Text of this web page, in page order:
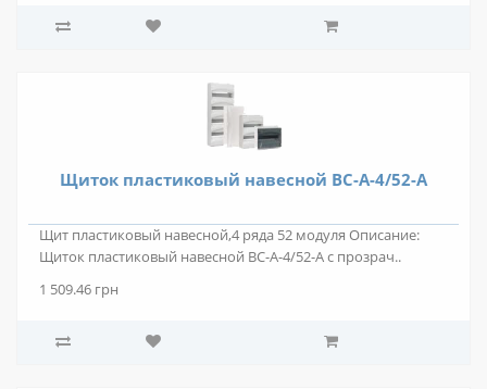
Щиток пластиковый навесной BC-A-4/52-A
Щит пластиковый навесной,4 ряда 52 модуля Описание:
Щиток пластиковый навесной BC-A-4/52-A с прозрач..
1 509.46 грн